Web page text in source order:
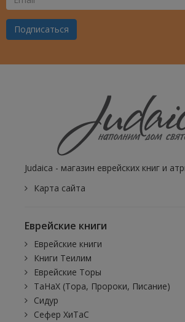
Ваш
Email
Подписаться
Judaica - магазин еврейских книг и
Карта сайта
Еврейские книги
Еврейские книги
Книги Теилим
Еврейские Торы
ТаНаХ (Тора, Пророки, Писание)
Сидур
Сефер ХиТаС